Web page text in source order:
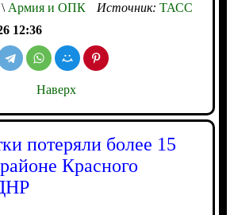
Армия и ОПК Источник: ТАСС
12:36
Наверх
потеряли более 15
Красного